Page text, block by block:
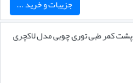
جزییات و خرید ...
پشت کمر طبی توری چوبی مدل لاکچری